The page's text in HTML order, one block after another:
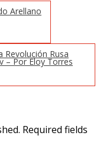
Arellano
Revolución Rusa
– Por Eloy Torres
Required fields